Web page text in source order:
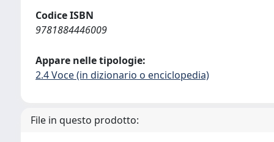
Codice ISBN
9781884446009
Appare nelle tipologie:
2.4 Voce (in dizionario o enciclopedia)
File in questo prodotto: